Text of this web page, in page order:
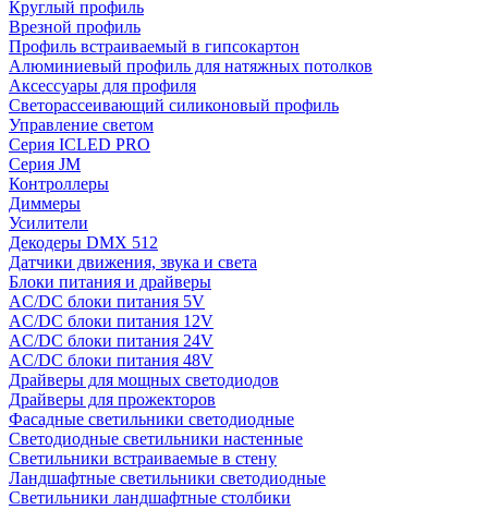
Круглый профиль
Врезной профиль
Профиль встраиваемый в гипсокартон
Алюминиевый профиль для натяжных потолков
Аксессуары для профиля
Светорассеивающий силиконовый профиль
Управление светом
Серия ICLED PRO
Серия JM
Контроллеры
Диммеры
Усилители
Декодеры DMX 512
Датчики движения, звука и света
Блоки питания и драйверы
AC/DC блоки питания 5V
AC/DC блоки питания 12V
AC/DC блоки питания 24V
AC/DC блоки питания 48V
Драйверы для мощных светодиодов
Драйверы для прожекторов
Фасадные светильники светодиодные
Светодиодные светильники настенные
Светильники встраиваемые в стену
Ландшафтные светильники светодиодные
Светильники ландшафтные столбики